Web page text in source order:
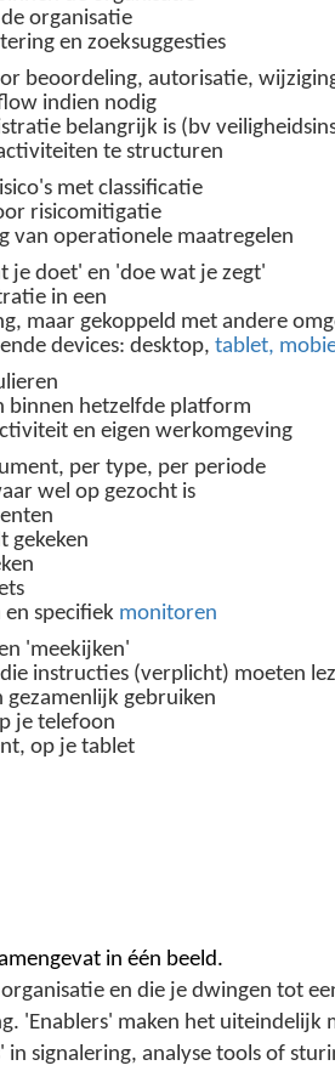
organisatie
en zoeksuggesties
beoordeling, autorisatie,
indien nodig
belangrijk is (bv
te structuren
met classificatie
risicomitigatie
van operationele maatregelen
je doet' en 'doe wat je zegt'
in een
maar gekoppeld met andere
devices: desktop, tablet,
binnen hetzelfde platform
en eigen werkomgeving
per type, per periode
wel op gezocht is
gekeken
specifiek monitoren
'meekijken'
instructies (verplicht) moeten
gebruiken
je telefoon
op je tablet
in één beeld.
en die je dwingen tot
'Enablers' maken het
signalering, analyse tools of